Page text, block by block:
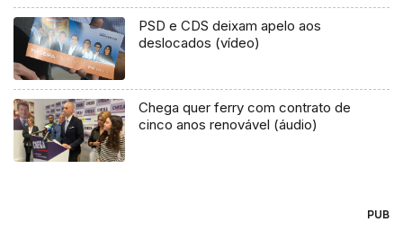
PSD e CDS deixam apelo aos
deslocados (vídeo)
Chega quer ferry com contrato de
cinco anos renovável (áudio)
PUB